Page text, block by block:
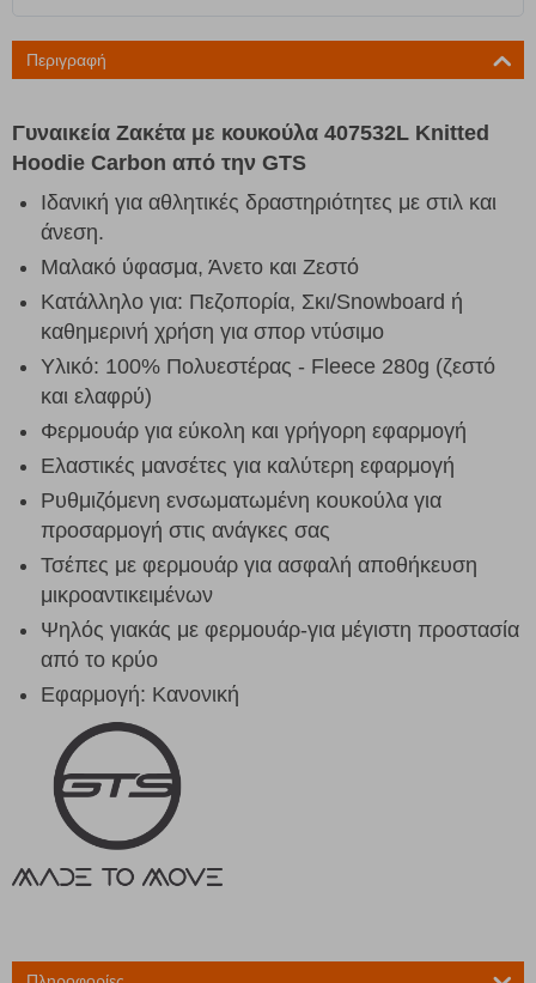
Περιγραφή
Γυναικεία Ζακέτα με κουκούλα 407532L Knitted
Hoodie Carbon από την GTS
Ιδανική για αθλητικές δραστηριότητες με στιλ και
άνεση.
Μαλακό ύφασμα, Άνετο και Ζεστό
Κατάλληλο για: Πεζοπορία, Σκι/Snowboard ή
καθημερινή χρήση για σπορ ντύσιμο
Υλικό: 100% Πολυεστέρας - Fleece 280g (ζεστό
και ελαφρύ)
Φερμουάρ για εύκολη και γρήγορη εφαρμογή
Ελαστικές μανσέτες για καλύτερη εφαρμογή
Ρυθμιζόμενη ενσωματωμένη κουκούλα για
προσαρμογή στις ανάγκες σας
Τσέπες με φερμουάρ για ασφαλή αποθήκευση
μικροαντικειμένων
Ψηλός γιακάς με φερμουάρ-για μέγιστη προστασία
από το κρύο
Εφαρμογή: Κανονική